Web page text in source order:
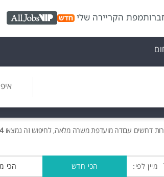
מפת הקריירה שלי AllJobs VIP
דרושים עבודה מועדפת משרה מלאה, לחיפוש זה נמצאו
מיין לפי: הכי חדש הכי